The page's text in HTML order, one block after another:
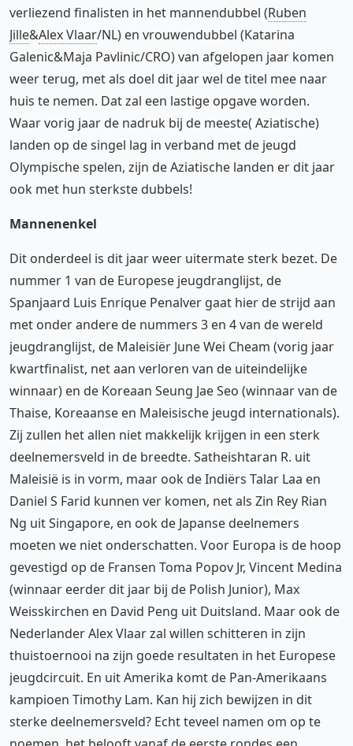
verliezend finalisten in het mannendubbel (Ruben
Jille&Alex Vlaar/NL) en vrouwendubbel (Katarina
Galenic&Maja Pavlinic/CRO) van afgelopen jaar komen
weer terug, met als doel dit jaar wel de titel mee naar
huis te nemen. Dat zal een lastige opgave worden.
Waar vorig jaar de nadruk bij de meeste( Aziatische)
landen op de singel lag in verband met de jeugd
Olympische spelen, zijn de Aziatische landen er dit jaar
ook met hun sterkste dubbels!
Mannenenkel
Dit onderdeel is dit jaar weer uitermate sterk bezet. De
nummer 1 van de Europese jeugdranglijst, de
Spanjaard Luis Enrique Penalver gaat hier de strijd aan
met onder andere de nummers 3 en 4 van de wereld
jeugdranglijst, de Maleisiër June Wei Cheam (vorig jaar
kwartfinalist, net aan verloren van de uiteindelijke
winnaar) en de Koreaan Seung Jae Seo (winnaar van de
Thaise, Koreaanse en Maleisische jeugd internationals).
Zij zullen het allen niet makkelijk krijgen in een sterk
deelnemersveld in de breedte. Satheishtaran R. uit
Maleisië is in vorm, maar ook de Indiërs Talar Laa en
Daniel S Farid kunnen ver komen, net als Zin Rey Rian
Ng uit Singapore, en ook de Japanse deelnemers
moeten we niet onderschatten. Voor Europa is de hoop
gevestigd op de Fransen Toma Popov Jr, Vincent Medina
(winnaar eerder dit jaar bij de Polish Junior), Max
Weisskirchen en David Peng uit Duitsland. Maar ook de
Nederlander Alex Vlaar zal willen schitteren in zijn
thuistoernooi na zijn goede resultaten in het Europese
jeugdcircuit. En uit Amerika komt de Pan-Amerikaans
kampioen Timothy Lam. Kan hij zich bewijzen in dit
sterke deelnemersveld? Echt teveel namen om op te